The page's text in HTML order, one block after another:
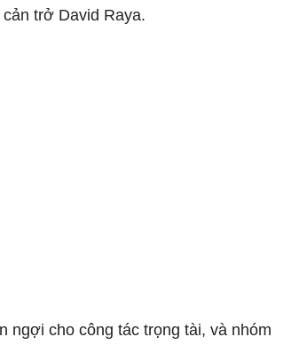
trở David Raya.
ngợi cho công tác trọng tài, và nhóm